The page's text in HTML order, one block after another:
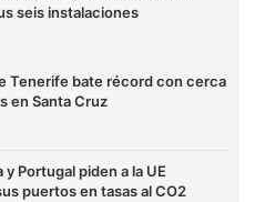
seis instalaciones
Tenerife bate récord con cerca
en Santa Cruz
y Portugal piden a la UE
puertos en tasas al CO2